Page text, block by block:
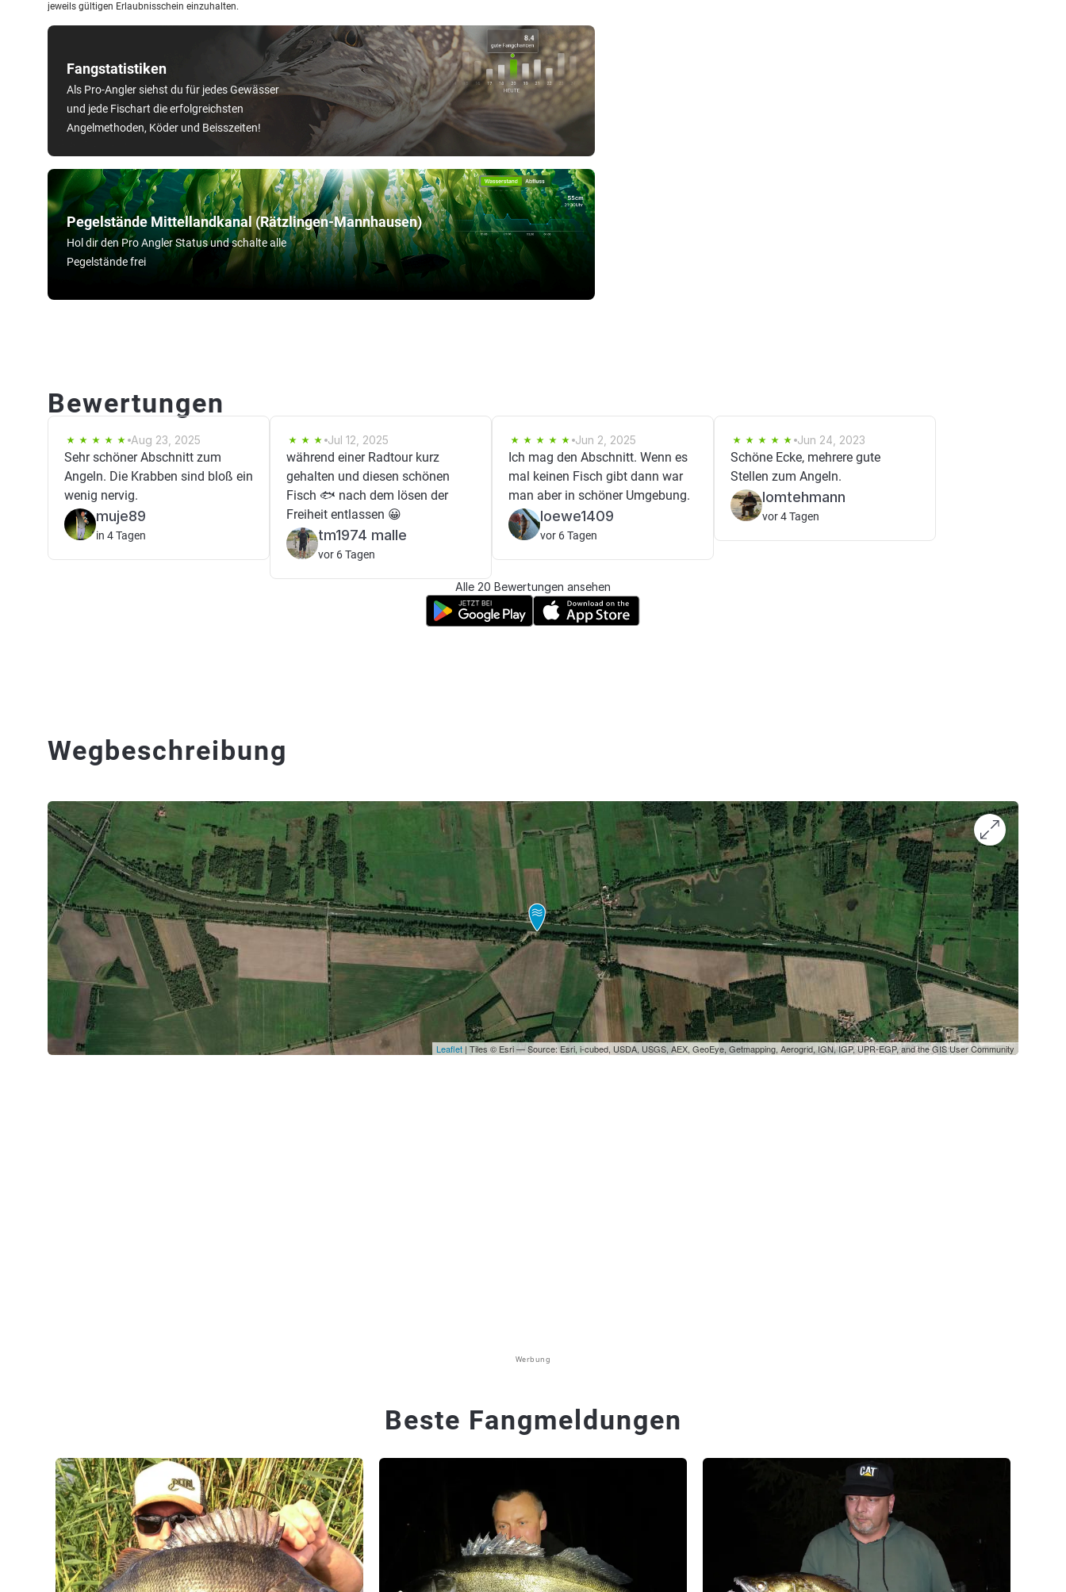
Pegelstände Mittellandkanal (Rätzlingen-Mannhausen)
Hol dir den Pro Angler Status und schalte alle
Pegelstände frei
Fangstatistiken
Als Pro-Angler siehst du für jedes Gewässer
und jede Fischart die erfolgreichsten
Angelmethoden, Köder und Beisszeiten!
jeweils gültigen Erlaubnisschein einzuhalten.
Bewertungen
Aug 23, 2025
Sehr schöner Abschnitt zum
Angeln. Die Krabben sind bloß ein
wenig nervig.
muje89
in 4 Tagen
Jul 12, 2025
während einer Radtour kurz
gehalten und diesen schönen
Fisch 🐟 nach dem lösen der
Freiheit entlassen 😀
tm1974 malle
vor 6 Tagen
Jun 2, 2025
Ich mag den Abschnitt. Wenn es
mal keinen Fisch gibt dann war
man aber in schöner Umgebung.
loewe1409
vor 6 Tagen
Jun 24, 2023
Schöne Ecke, mehrere gute
Stellen zum Angeln.
lomtehmann
vor 4 Tagen
Alle 20 Bewertungen ansehen
Wegbeschreibung
Leaflet | Tiles © Esri — Source: Esri, i-cubed, USDA, USGS, AEX, GeoEye, Getmapping, Aerogrid, IGN, IGP, UPR-EGP, and the GIS User Community
Werbung
Beste Fangmeldungen